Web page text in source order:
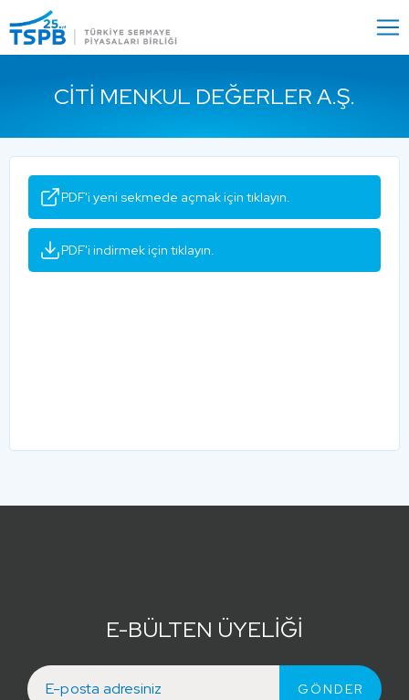
Close
CITI MENKUL DEĞERLER A.Ş.
PDF'i yeni sekmede açmak için tıklayın.
PDF'i indirmek için tıklayın.
E-BÜLTEN ÜYELİĞİ